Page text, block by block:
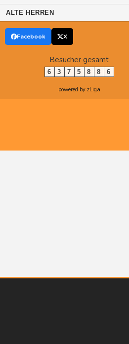
ALTE HERREN
Facebook X
Besucher gesamt
6 3 7 5 8 8 6
powered by zLiga